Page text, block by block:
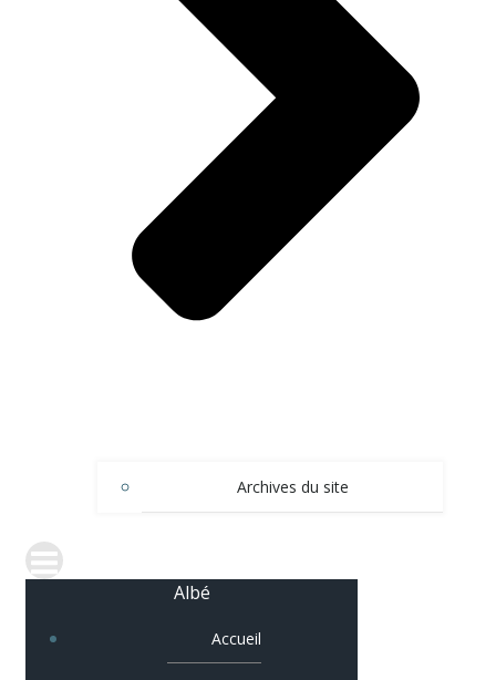
Archives du site
Albé
Accueil